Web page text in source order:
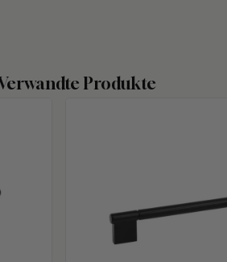
Produkte